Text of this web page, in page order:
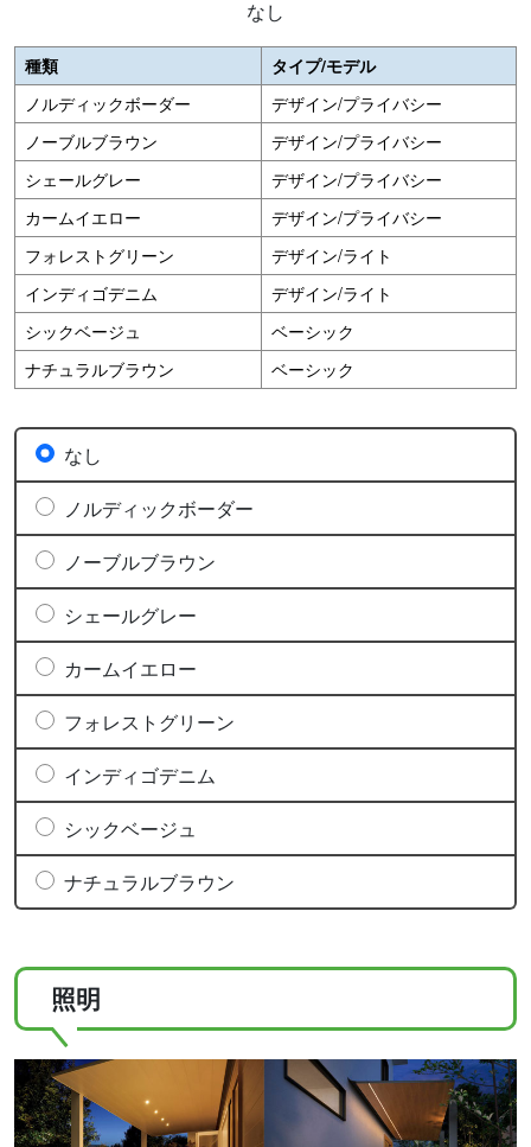
なし
種類
タイプ/モデル
ノルディックボーダー
デザイン/プライバシー
ノーブルブラウン
デザイン/プライバシー
シェールグレー
デザイン/プライバシー
カームイエロー
デザイン/プライバシー
フォレストグリーン
デザイン/ライト
インディゴデニム
デザイン/ライト
シックベージュ
ベーシック
ナチュラルブラウン
ベーシック
なし
ノルディックボーダー
ノーブルブラウン
シェールグレー
カームイエロー
フォレストグリーン
インディゴデニム
シックベージュ
ナチュラルブラウン
照明